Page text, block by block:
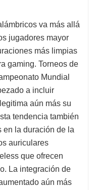
va más allá
jugadores mayor
más limpias
gaming. Torneos de
Mundial
a incluir
aún más su
tendencia también
en la duración de la
auriculares
que ofrecen
La integración de
aún más